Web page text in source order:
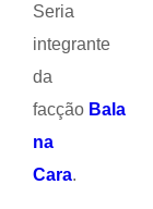
Seria
integrante
da
facção Bala
na
Cara.